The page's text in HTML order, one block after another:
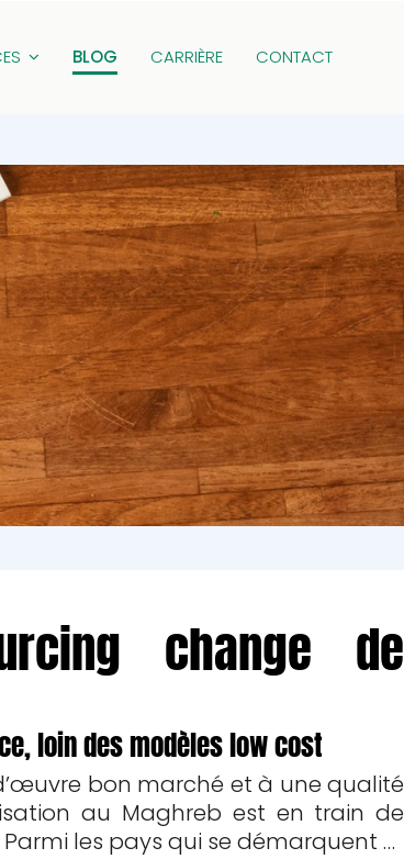
BLOG CARRIÈRE CONTACT
change de
loin des modèles low cost
bon marché et à une qualité
au Maghreb est en train de
les pays qui se démarquent …